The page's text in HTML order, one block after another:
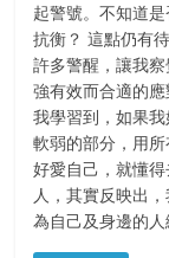
起警號。不知道
抗衡？ 這點仍有
許多警醒，讓我
強有效而合適的
我學習到，如果
軟弱的部分，用
好愛自己，就懂
人，其實反映出
為自己及身邊的人